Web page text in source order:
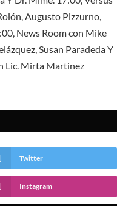
Augusto Pizzurno,
News Room con Mike
Susan Paradeda Y
Lic. Mirta Martinez
Twitter
Instagram